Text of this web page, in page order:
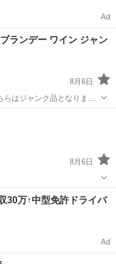
Ad
ランデー ワイン ジャン
8月6日
取引をお願いいたしま
リターンとなりますのでご
8月6日
30万↑中型免許ドライバ
Ad